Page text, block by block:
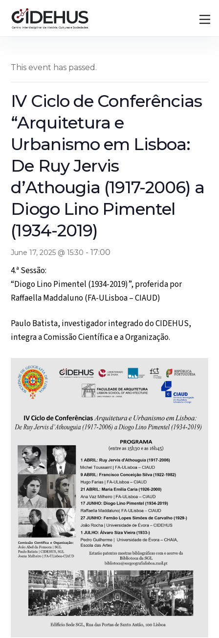
content
This event has passed.
IV Ciclo de Conferências
“Arquitetura e
Urbanismo em Lisboa:
De Ruy Jervis
d’Athougia (1917-2006) a
Diogo Lino Pimentel
(1934-2019)
June 17, 2025 @ 15:30 -17:00
4.ª Sessão:
“Diogo Lino Pimentel (1934-2019)”, proferida por
Raffaella Maddaluno (FA-ULisboa – CIAUD)
Paulo Batista, investigador integrado do CIDEHUS,
integra a Comissão Científica e a Organização.